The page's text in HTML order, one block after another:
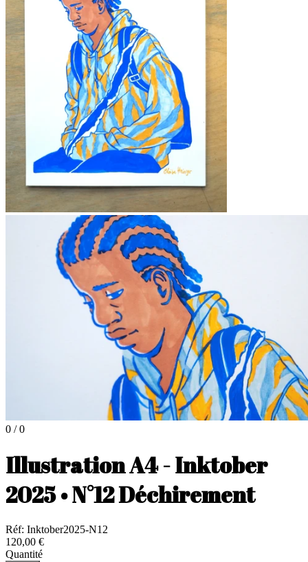
0 / 0
Illustration A4 - Inktober
2025 • N°12 Déchirement
Réf: Inktober2025-N12
120,00 €
Quantité